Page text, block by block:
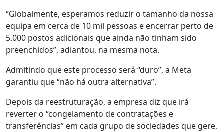
“Globalmente, esperamos reduzir o tamanho da nossa
equipa em cerca de 10 mil pessoas e encerrar perto de
5.000 postos adicionais que ainda não tinham sido
preenchidos”, adiantou, na mesma nota.
Admitindo que este processo será “duro”, a Meta
garantiu que “não há outra alternativa”.
Depois da reestruturação, a empresa diz que irá
reverter o “congelamento de contratações e
transferências” em cada grupo de sociedades que gere,